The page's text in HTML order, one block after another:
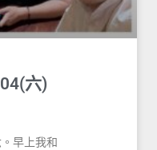
六)
早上我和